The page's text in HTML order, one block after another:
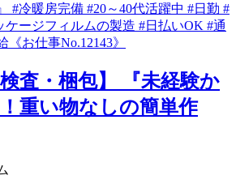
査・梱包】 『未経験か
重い物なしの簡単作